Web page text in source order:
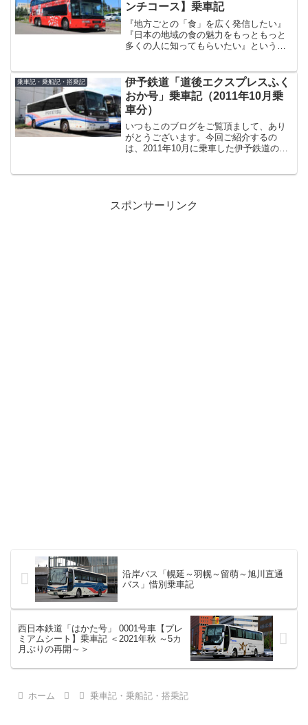
ンチコース】乗車記
『地方ごとの「食」を広く発信したい』
『日本の地域の食の魅力をもっともっと
多くの人に知ってもらいたい』という想
業や京都丹後鉄道などでお馴染みの
WILLER株式会社と企業や...
乗車記・乗船記・搭乗記
伊予鉄道「道後エクスプレスふく
おか号」乗車記（2011年10月乗
車分）
いつもこのブログをご覧頂まして、あり
がとうございます。今回ご紹介するの
は、2011年10月に乗車した伊予鉄道の松
スポンサーリンク
沿岸バス「幌延～羽幌～留萌～旭川直通
バス」惜別乗車記
西日本鉄道「はかた号」 0001号車【プレ
ミアムシート】乗車記 ＜2021年秋 ～5カ
月ぶりの再開～＞
ホーム 乗車記・乗船記・搭乗記